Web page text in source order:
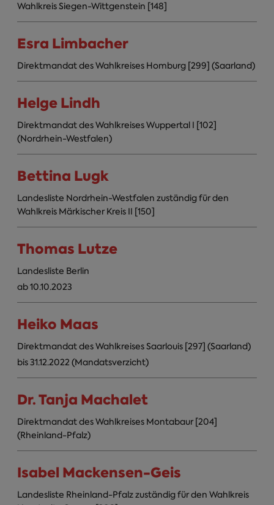
Wahlkreis Siegen-Wittgenstein [148]
Esra Limbacher
Direktmandat des Wahlkreises Homburg [299] (Saarland)
Helge Lindh
Direktmandat des Wahlkreises Wuppertal I [102]
(Nordrhein-Westfalen)
Bettina Lugk
Landesliste Nordrhein-Westfalen zuständig für den
Wahlkreis Märkischer Kreis II [150]
Thomas Lutze
Landesliste Berlin
ab 10.10.2023
Heiko Maas
Direktmandat des Wahlkreises Saarlouis [297] (Saarland)
bis 31.12.2022 (Mandatsverzicht)
Dr. Tanja Machalet
Direktmandat des Wahlkreises Montabaur [204]
(Rheinland-Pfalz)
Isabel Mackensen-Geis
Landesliste Rheinland-Pfalz zuständig für den Wahlkreis